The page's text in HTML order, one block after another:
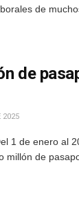
de
de
2025
1 de enero al
millón de